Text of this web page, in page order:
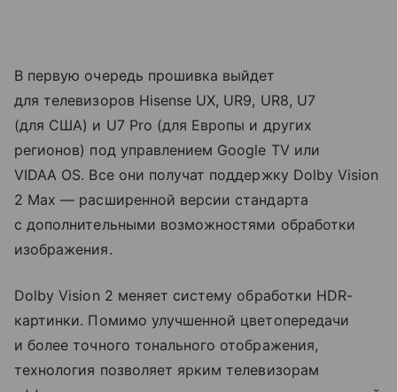
В первую очередь прошивка выйдет
для телевизоров Hisense UX, UR9, UR8, U7
(для США) и U7 Pro (для Европы и других
регионов) под управлением Google TV или
VIDAA OS. Все они получат поддержку Dolby Vision
2 Max — расширенной версии стандарта
с дополнительными возможностями обработки
изображения.
Dolby Vision 2 меняет систему обработки HDR-
картинки. Помимо улучшенной цветопередачи
и более точного тонального отображения,
технология позволяет ярким телевизорам